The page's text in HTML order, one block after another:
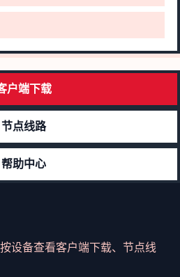
户端下载
节点线路
帮助中心
设备查看客户端下载、节点线